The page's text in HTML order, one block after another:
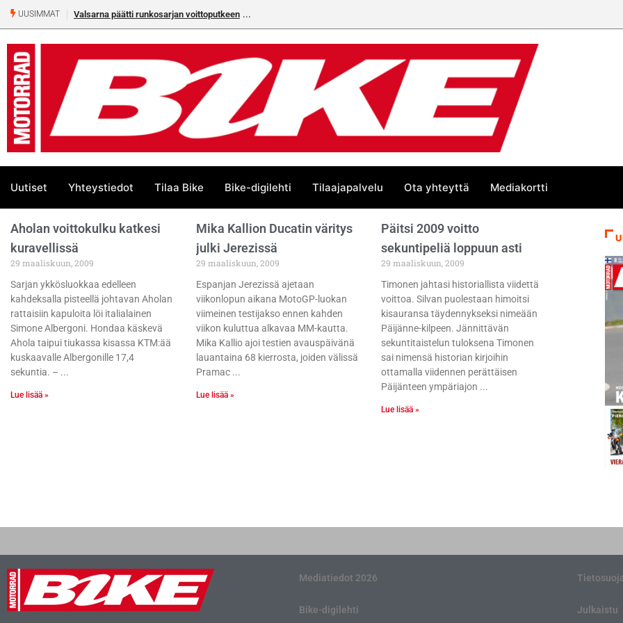
UUSIMMAT Valsarna päätti runkosarjan voittoputkeen
Uutiset Yhteystiedot Tilaa Bike Bike-digilehti Tilaajapalvelu Ota yhteyttä Mediakortti
Aholan voittokulku katkesi
kuravellissä
29 maaliskuun, 2009
Sarjan ykkösluokkaa edelleen
kahdeksalla pisteellä johtavan Aholan
rattaisiin kapuloita löi italialainen
Simone Albergoni. Hondaa käskevä
Ahola taipui tiukassa kisassa KTM:ää
kuskaavalle Albergonille 17,4
sekuntia. –
Lue lisää »
Mika Kallion Ducatin väritys
julki Jerezissä
29 maaliskuun, 2009
Espanjan Jerezissä ajetaan
viikonlopun aikana MotoGP-luokan
viimeinen testijakso ennen kahden
viikon kuluttua alkavaa MM-kautta.
Mika Kallio ajoi testien avauspäivänä
lauantaina 68 kierrosta, joiden välissä
Pramac
Lue lisää »
Päitsi 2009 voitto
sekuntipeliä loppuun asti
29 maaliskuun, 2009
Timonen jahtasi historiallista viidettä
voittoa. Silvan puolestaan himoitsi
kisauransa täydennykseksi nimeään
Päijänne-kilpeen. Jännittävän
sekuntitaistelun tuloksena Timonen
sai nimensä historian kirjoihin
ottamalla viidennen perättäisen
Päijänteen ympäriajon
Lue lisää »
Mediatiedot 2026
Bike-digilehti Julkaistu